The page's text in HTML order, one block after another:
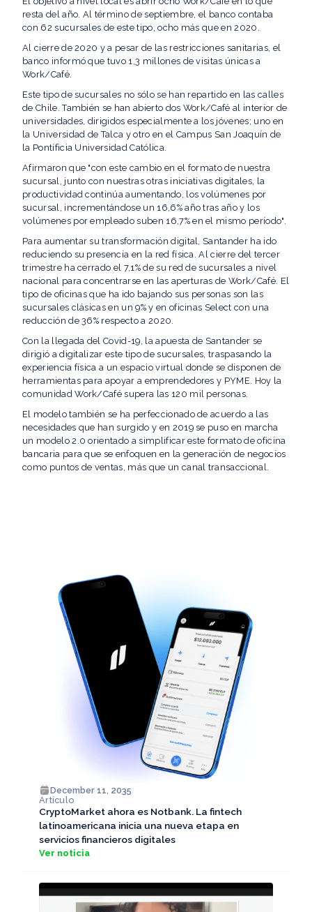
resta del año. Al término de septiembre, el banco contaba
con 62 sucursales de este tipo, ocho más que en 2020.
Al cierre de 2020 y a pesar de las restricciones sanitarias, el
banco informó que tuvo 1,3 millones de visitas únicas a
Work/Café.
Este tipo de sucursales no sólo se han repartido en las calles
de Chile. También se han abierto dos Work/Café al interior de
universidades, dirigidos especialmente a los jóvenes; uno en
la Universidad de Talca y otro en el Campus San Joaquín de
la Pontificia Universidad Católica.
Afirmaron que "con este cambio en el formato de nuestra
sucursal, junto con nuestras otras iniciativas digitales, la
productividad continúa aumentando, los volúmenes por
sucursal, incrementándose un 16,6% año tras año y los
volúmenes por empleado suben 16,7% en el mismo período".
Para aumentar su transformación digital, Santander ha ido
reduciendo su presencia en la red física. Al cierre del tercer
trimestre ha cerrado el 7,1% de su red de sucursales a nivel
nacional para concentrarse en las aperturas de Work/Café. El
tipo de oficinas que ha ido bajando sus personas son las
sucursales clásicas en un 9% y en oficinas Select con una
reducción de 36% respecto a 2020.
Con la llegada del Covid-19, la apuesta de Santander se
dirigió a digitalizar este tipo de sucursales, traspasando la
experiencia física a un espacio virtual donde se disponen de
herramientas para apoyar a emprendedores y PYME. Hoy la
comunidad Work/Café supera las 120 mil personas.
El modelo también se ha perfeccionado de acuerdo a las
necesidades que han surgido y en 2019 se puso en marcha
un modelo 2.0 orientado a simplificar este formato de oficina
bancaria para que se enfoquen en la generación de negocios
como puntos de ventas, más que un canal transaccional.
December 11, 2035
Artículo
CryptoMarket ahora es Notbank. La fintech
latinoamericana inicia una nueva etapa en
servicios financieros digitales
Ver noticia